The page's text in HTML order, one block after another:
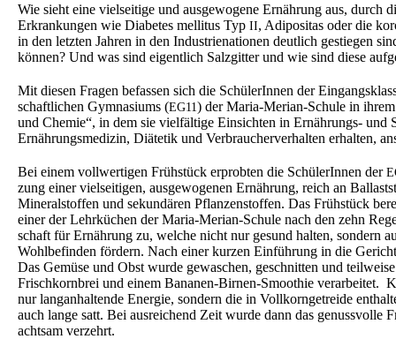
Wie sieht eine vielsei­ti­ge und ausge­wo­ge­ne Ernäh­rung aus, durch
Erkran­kun­gen wie Diabe­tes melli­tus Typ II, Adipo­si­tas oder die
in den letzten Jahren in den Indus­trie­na­tio­nen deutlich gestie­gen
können? Und was sind eigent­lich Salzgit­ter und wie sind diese
Mit diesen Fragen befas­sen sich die Schüle­rIn­nen der
schaft­li­chen Gymna­si­ums (EG11) der Maria-Merian-Schule in
und Chemie“, in dem sie vielfäl­ti­ge Einsich­ten in Ernäh­rungs- und
Ernäh­rungs­me­di­zin, Diäte­tik und Verbrau­cher­ver­hal­ten erhal­ten,
Bei einem vollwer­ti­gen Frühstück erprob­ten die Schüle­rIn­nen der
zung einer vielsei­ti­gen, ausge­wo­ge­nen Ernäh­rung, reich an
Mineral­stof­fen und sekun­dä­ren Pflan­zen­stof­fen. Das Frühstück
einer der Lehrkü­chen der Maria-Merian-Schule nach den zehn
schaft für Ernäh­rung zu, welche nicht nur gesund halten, sondern
Wohlbe­fin­den fördern. Nach einer kurzen Einfüh­rung in die
Das Gemüse und Obst wurde gewaschen, geschnit­ten und
Frisch­korn­brei und einem Bananen-Birnen-Smoothie verar­bei­tet.
nur langan­hal­ten­de Energie, sondern die in Vollkorn­ge­trei­de
auch lange satt. Bei ausrei­chend Zeit wurde dann das genuss­vol­le
achtsam verzehrt.